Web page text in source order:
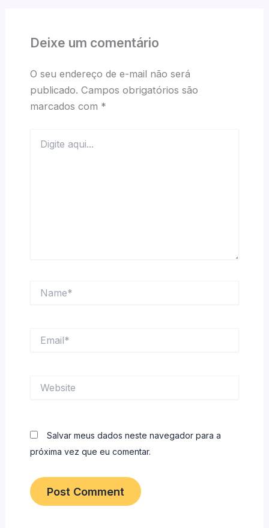
Deixe um comentário
O seu endereço de e-mail não será
publicado. Campos obrigatórios são
marcados com *
aqui...
Salvar meus dados neste navegador para a
próxima vez que eu comentar.